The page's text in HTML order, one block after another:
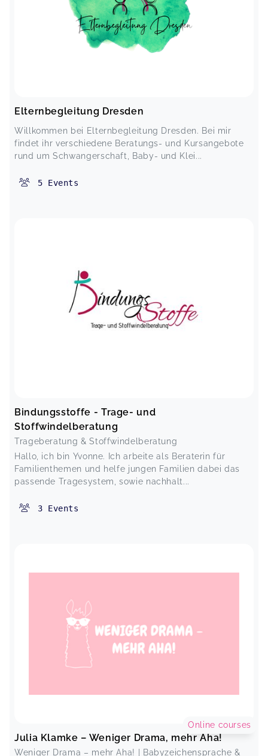
Elternbegleitung Dresden
Willkommen bei Elternbegleitung Dresden. Bei mir
findet ihr verschiedene Beratungs- und Kursangebote
rund um Schwangerschaft, Baby- und Klei...
5 Events
Bindungsstoffe - Trage- und
Stoffwindelberatung
Trageberatung & Stoffwindelberatung
Hallo, ich bin Yvonne. Ich arbeite als Beraterin für
Familienthemen und helfe jungen Familien dabei das
passende Tragesystem, sowie nachhalt...
3 Events
Julia Klamke – Weniger Drama, mehr Aha!
Weniger Drama – mehr Aha! | Babyzeichensprache &
Online courses